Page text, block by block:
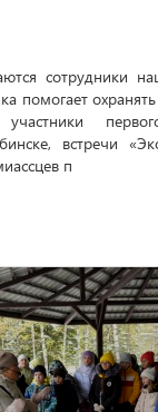
сотрудники
помогает
встречи
п